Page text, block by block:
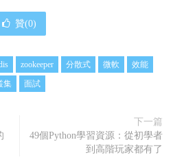
贊(0)
zookeeper 分散式 微軟
效能
集
面試
下一篇
49個Python學習資源：從初學者
到高階玩家都有了